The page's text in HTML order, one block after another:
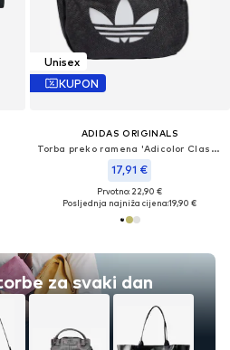
Unisex
KUPON
ADIDAS ORIGINALS
Torba preko ramena 'Adicolor Classic Festival'
17,91 €
Prvotno: 22,90 €
Posljednja najniža cijena:19,90 €
za svaki dan